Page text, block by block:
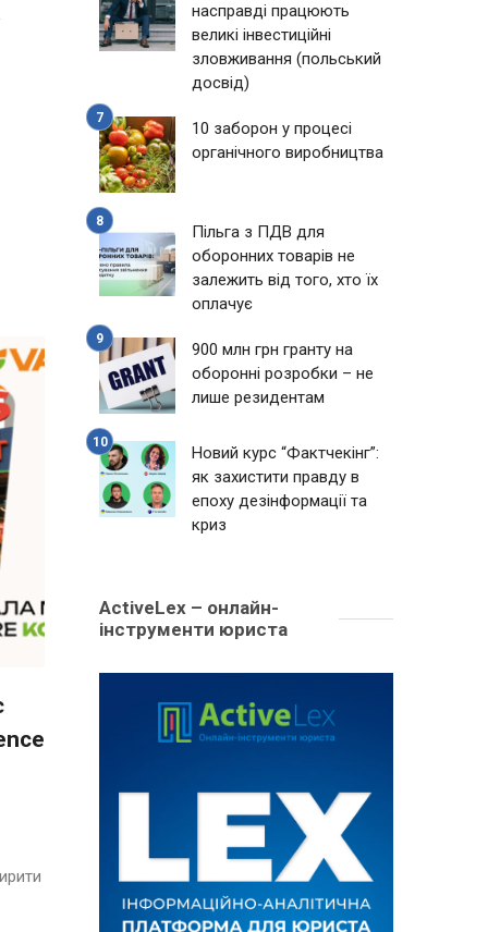
насправді працюють
великі інвестиційні
зловживання (польський
досвід)
10 заборон у процесі
органічного виробництва
Пільга з ПДВ для
оборонних товарів не
залежить від того, хто їх
оплачує
900 млн грн гранту на
оборонні розробки – не
лише резидентам
Новий курс “Фактчекінг”:
як захистити правду в
епоху дезінформації та
криз
ActiveLex – онлайн-
інструменти юриста